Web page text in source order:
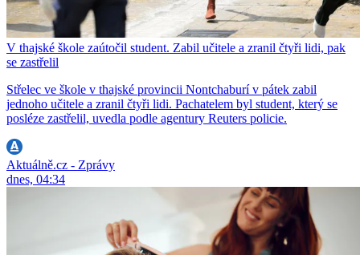
V thajské škole zaútočil student. Zabil učitele a zranil čtyři lidi, pak
se zastřelil
Střelec ve škole v thajské provincii Nontchaburí v pátek zabil
jednoho učitele a zranil čtyři lidi. Pachatelem byl student, který se
posléze zastřelil, uvedla podle agentury Reuters policie.
Aktuálně.cz - Zprávy
dnes, 04:34